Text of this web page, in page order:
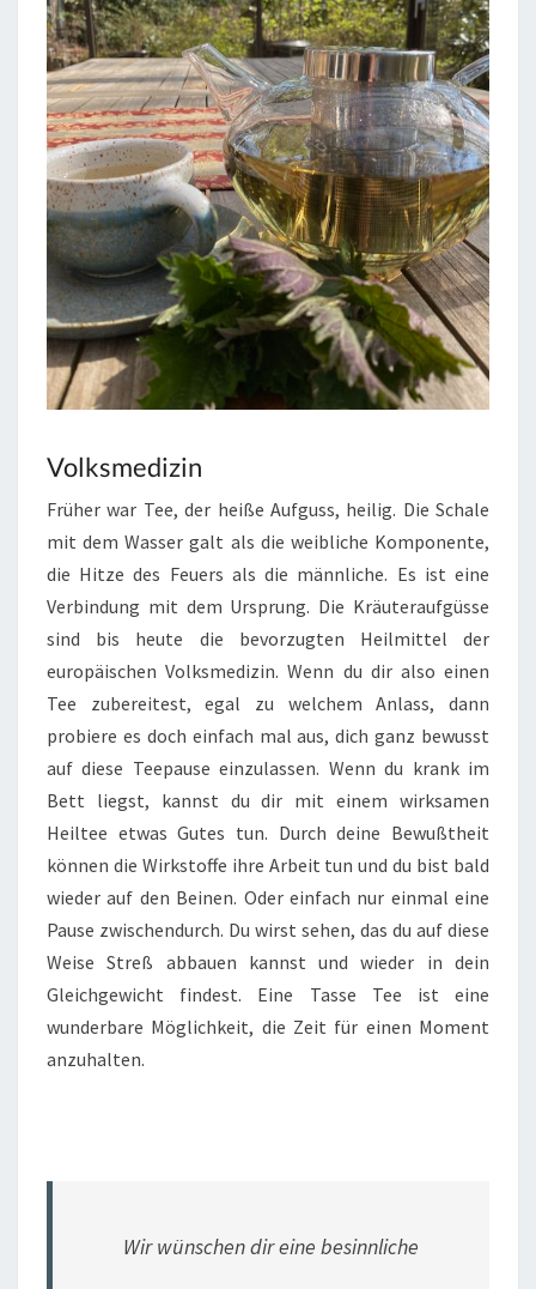
Volksmedizin
Früher war Tee, der heiße Aufguss, heilig. Die Schale
mit dem Wasser galt als die weibliche Komponente,
die Hitze des Feuers als die männliche. Es ist eine
Verbindung mit dem Ursprung. Die Kräuteraufgüsse
sind bis heute die bevorzugten Heilmittel der
europäischen Volksmedizin. Wenn du dir also einen
Tee zubereitest, egal zu welchem Anlass, dann
probiere es doch einfach mal aus, dich ganz bewusst
auf diese Teepause einzulassen. Wenn du krank im
Bett liegst, kannst du dir mit einem wirksamen
Heiltee etwas Gutes tun. Durch deine Bewußtheit
können die Wirkstoffe ihre Arbeit tun und du bist bald
wieder auf den Beinen. Oder einfach nur einmal eine
Pause zwischendurch. Du wirst sehen, das du auf diese
Weise Streß abbauen kannst und wieder in dein
Gleichgewicht findest. Eine Tasse Tee ist eine
wunderbare Möglichkeit, die Zeit für einen Moment
anzuhalten.
Wir wünschen dir eine besinnliche